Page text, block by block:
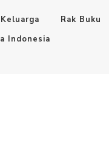
Rak Buku
Indonesia